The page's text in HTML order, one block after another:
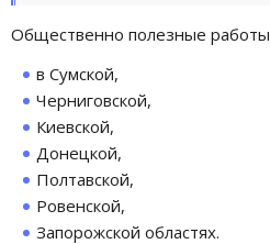
Общественно полезные работы
в Сумской,
Черниговской,
Киевской,
Донецкой,
Полтавской,
Ровенской,
Запорожской областях.